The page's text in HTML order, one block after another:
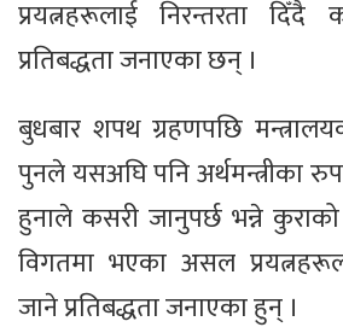
प्रयत्नहरूलाई निरन्तरता
प्रतिबद्धता जनाएका छन् ।
बुधबार शपथ ग्रहणपछि
पुनले यसअघि पनि अर्थमन्त्रीका
हुनाले कसरी जानुपर्छ भन्ने
विगतमा भएका असल
जाने प्रतिबद्धता जनाएका हुन् ।